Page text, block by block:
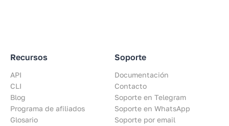
Recursos
API
CLI
Blog
Programa de afiliados
Glosario
Soporte
Documentación
Contacto
Soporte en Telegram
Soporte en WhatsApp
Soporte por email